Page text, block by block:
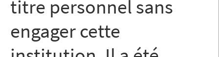
titre personnel sans
engager cette